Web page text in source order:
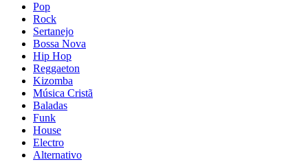
Pop
Rock
Sertanejo
Bossa Nova
Hip Hop
Reggaeton
Kizomba
Música Cristã
Baladas
Funk
House
Electro
Alternativo